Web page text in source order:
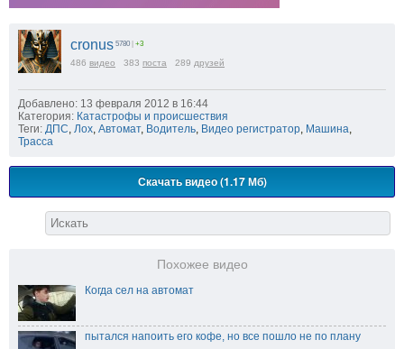
cronus 5780 | +3
486 видео 383 поста 289 друзей
Добавлено: 13 февраля 2012 в 16:44
Категория: Катастрофы и происшествия
Теги: ДПС Лох Автомат, Водитель Видео регистратор Машина
Трасса
Скачать видео (1.17 Мб)
Похожее видео
Когда сел на автомат
пытался напоить его кофе, но все пошло не по плану